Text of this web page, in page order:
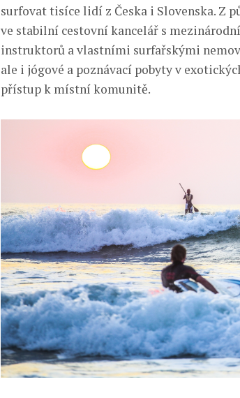
surfovat tisíce lidí z Česka i Slovenska. Z
ve stabilní cestovní kancelář s
instruktorů a vlastními surfařskými
ale i jógové a poznávací pobyty v
přístup k místní komunitě.